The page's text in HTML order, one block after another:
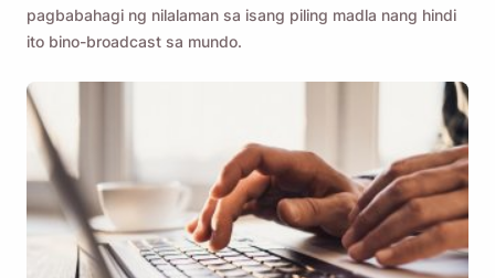
pagbabahagi ng nilalaman sa isang piling madla nang hindi
ito bino-broadcast sa mundo.